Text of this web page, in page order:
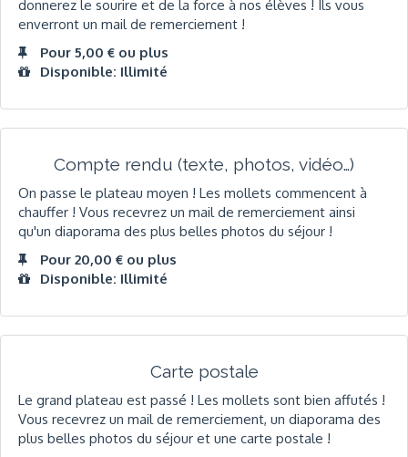
donnerez le sourire et de la force à nos élèves ! Ils vous
enverront un mail de remerciement !
Pour 5,00 € ou plus
Disponible: Illimité
Compte rendu (texte, photos, vidéo…)
On passe le plateau moyen ! Les mollets commencent à
chauffer ! Vous recevrez un mail de remerciement ainsi
qu'un diaporama des plus belles photos du séjour !
Pour 20,00 € ou plus
Disponible: Illimité
Carte postale
Le grand plateau est passé ! Les mollets sont bien affutés !
Vous recevrez un mail de remerciement, un diaporama des
plus belles photos du séjour et une carte postale !